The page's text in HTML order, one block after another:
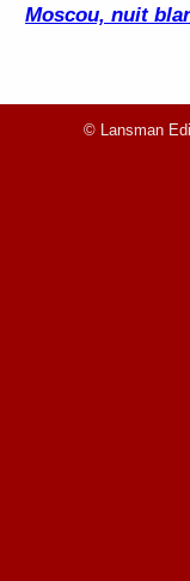
Moscou, nuit
© Lansman